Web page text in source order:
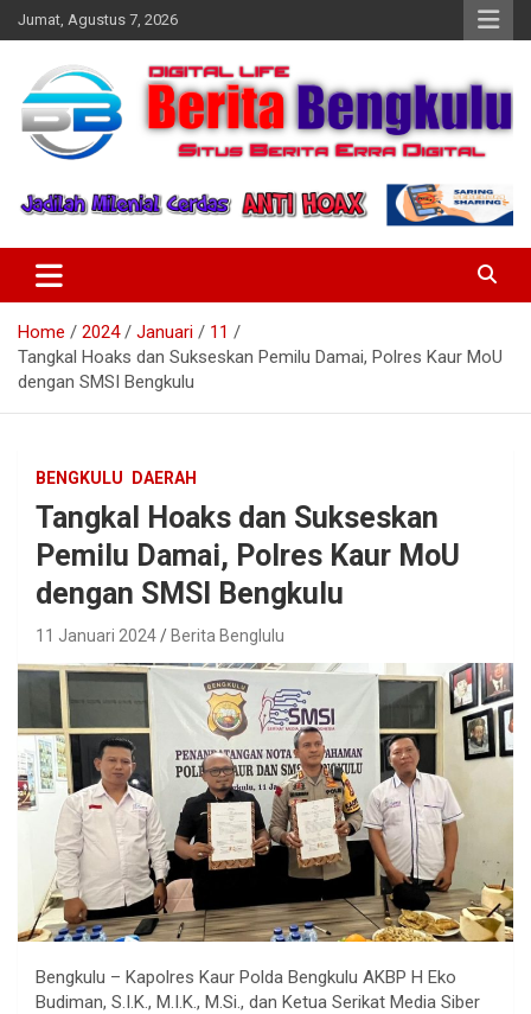
Skip
to
Jumat, Agustus 7, 2026
Beritabengkulu.id
Home 2024 Januari
11
Tangkal Hoaks dan Sukseskan Pemilu Damai, Polres Kaur MoU
dengan SMSI Bengkulu
BENGKULU DAERAH
Tangkal Hoaks dan Sukseskan
Pemilu Damai, Polres Kaur MoU
dengan SMSI Bengkulu
11 Januari 2024 Berita Benglulu
Bengkulu – Kapolres Kaur Polda Bengkulu AKBP H Eko
Budiman, S.I.K., M.I.K., M.Si., dan Ketua Serikat Media Siber